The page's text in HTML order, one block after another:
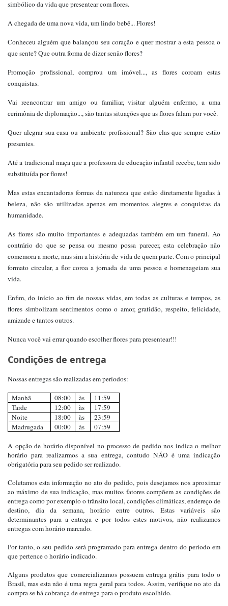
simbólico da vida que presentear com flores.
A chegada de uma nova vida, um lindo bebê... Flores!
Conheceu alguém que balançou seu coração e quer mostrar a esta pessoa o
que sente? Que outra forma de dizer senão flores?
Promoção profissional, comprou um imóvel..., as flores coroam estas
conquistas.
Vai reencontrar um amigo ou familiar, visitar alguém enfermo, a uma
cerimônia de diplomação..., são tantas situações que as flores falam por você.
Quer alegrar sua casa ou ambiente profissional? São elas que sempre estão
presentes.
Até a tradicional maça que a professora de educação infantil recebe, tem sido
substituída por flores!
Mas estas encantadoras formas da natureza que estão diretamente ligadas à
beleza, não são utilizadas apenas em momentos alegres e conquistas da
humanidade.
As flores são muito importantes e adequadas também em um funeral. Ao
contrário do que se pensa ou mesmo possa parecer, esta celebração não
comemora a morte, mas sim a história de vida de quem parte. Com o principal
formato circular, a flor coroa a jornada de uma pessoa e homenageiam sua
vida.
Enfim, do início ao fim de nossas vidas, em todas as culturas e tempos, as
flores simbolizam sentimentos como o amor, gratidão, respeito, felicidade,
amizade e tantos outros.
Nunca você vai errar quando escolher flores para presentear!!!
Condições de entrega
Nossas entregas são realizadas em períodos:
Manhã 08:00 às
11:59
Tarde
12:00 às
17:59
Noite
18:00 às
23:59
Madrugada
00:00 às 07:59
A opção de horário disponível no processo de pedido nos indica o melhor
horário para realizarmos a sua entrega, contudo NÃO é uma indicação
obrigatória para seu pedido ser realizado.
Coletamos esta informação no ato do pedido, pois desejamos nos aproximar
ao máximo de sua indicação, mas muitos fatores compõem as condições de
entrega como por exemplo o trânsito local, condições climáticas, endereço de
destino, dia da semana, horário entre outros. Estas variáveis são
determinantes para a entrega e por todos estes motivos, não realizamos
entregas com horário marcado.
Por tanto, o seu pedido será programado para entrega dentro do período em
que pertence o horário indicado.
Alguns produtos que comercializamos possuem entrega grátis para todo o
Brasil, mas esta não é uma regra geral para todos. Assim, verifique no ato da
compra se há cobrança de entrega para o produto escolhido.